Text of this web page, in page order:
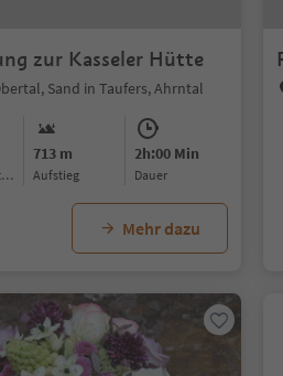
zur Kasseler Hütte
Sand in Taufers, Ahrntal
713 m
Aufstieg
2h:00 Min
Dauer
Mehr dazu